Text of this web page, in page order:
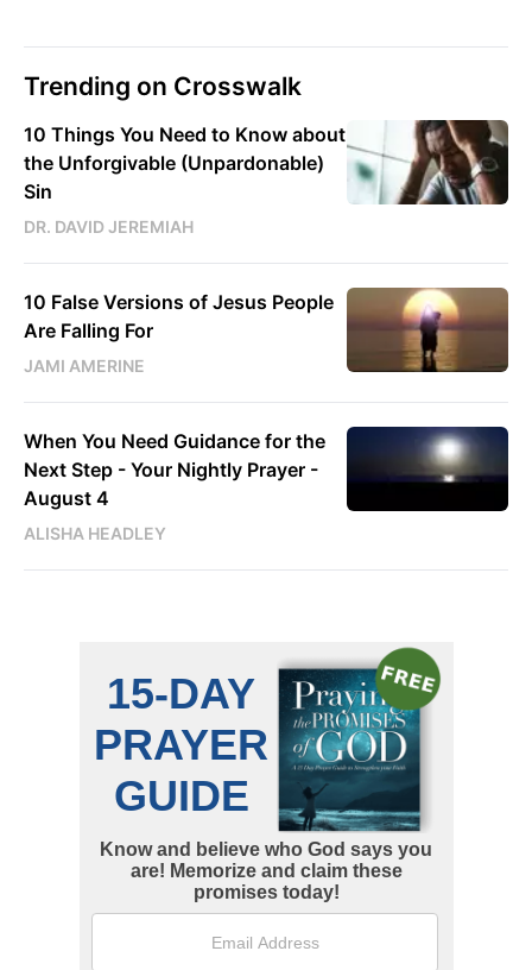
Trending on Crosswalk
10 Things You Need to Know about
the Unforgivable (Unpardonable)
Sin
DR. DAVID JEREMIAH
10 False Versions of Jesus People
Are Falling For
JAMI AMERINE
When You Need Guidance for the
Next Step - Your Nightly Prayer -
August 4
ALISHA HEADLEY